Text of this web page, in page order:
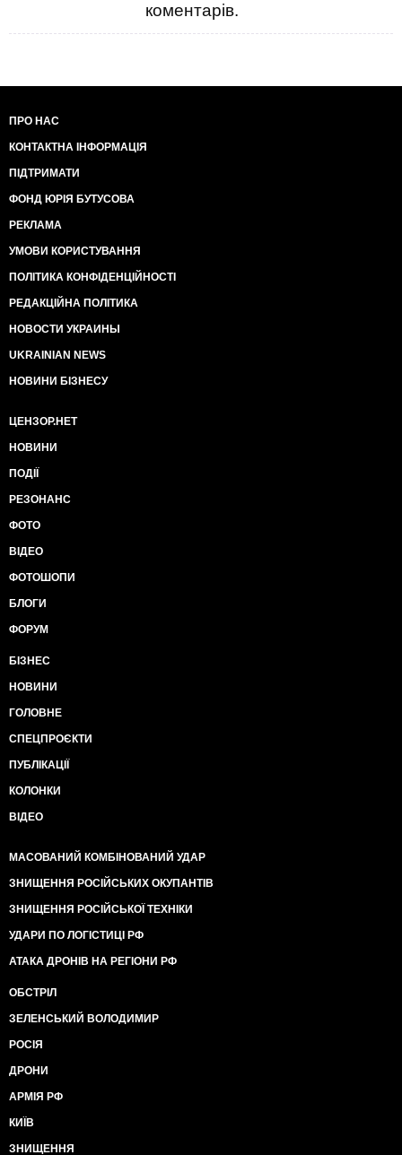
коментарів.
ПРО НАС
КОНТАКТНА ІНФОРМАЦІЯ
ПІДТРИМАТИ
ФОНД ЮРІЯ БУТУСОВА
РЕКЛАМА
УМОВИ КОРИСТУВАННЯ
ПОЛІТИКА КОНФІДЕНЦІЙНОСТІ
РЕДАКЦІЙНА ПОЛІТИКА
НОВОСТИ УКРАИНЫ
UKRAINIAN NEWS
НОВИНИ БІЗНЕСУ
ЦЕНЗОР.НЕТ
НОВИНИ
ПОДІЇ
РЕЗОНАНС
ФОТО
ВІДЕО
ФОТОШОПИ
БЛОГИ
ФОРУМ
БІЗНЕС
НОВИНИ
ГОЛОВНЕ
СПЕЦПРОЄКТИ
ПУБЛІКАЦІЇ
КОЛОНКИ
ВІДЕО
МАСОВАНИЙ КОМБІНОВАНИЙ УДАР
ЗНИЩЕННЯ РОСІЙСЬКИХ ОКУПАНТІВ
ЗНИЩЕННЯ РОСІЙСЬКОЇ ТЕХНІКИ
УДАРИ ПО ЛОГІСТИЦІ РФ
АТАКА ДРОНІВ НА РЕГІОНИ РФ
ОБСТРІЛ
ЗЕЛЕНСЬКИЙ ВОЛОДИМИР
РОСІЯ
ДРОНИ
АРМІЯ РФ
КИЇВ
ЗНИЩЕННЯ